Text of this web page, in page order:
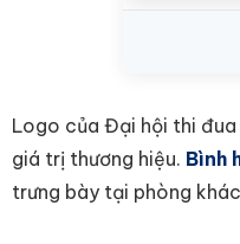
Logo của Đại hội thi
giá trị thương hiệu. Bình
trưng bày tại phòng